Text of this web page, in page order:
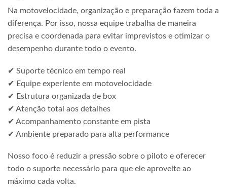
Na motovelocidade, organização e preparação fazem toda a
diferença. Por isso, nossa equipe trabalha de maneira
precisa e coordenada para evitar imprevistos e otimizar o
desempenho durante todo o evento.
✔ Suporte técnico em tempo real
✔ Equipe experiente em motovelocidade
✔ Estrutura organizada de box
✔ Atenção total aos detalhes
✔ Acompanhamento constante em pista
✔ Ambiente preparado para alta performance
Nosso foco é reduzir a pressão sobre o piloto e oferecer
todo o suporte necessário para que ele aproveite ao
máximo cada volta.